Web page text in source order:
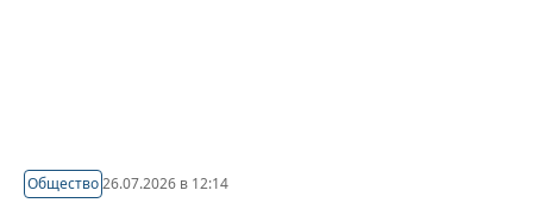
Общество26.07.2026 в 12:14